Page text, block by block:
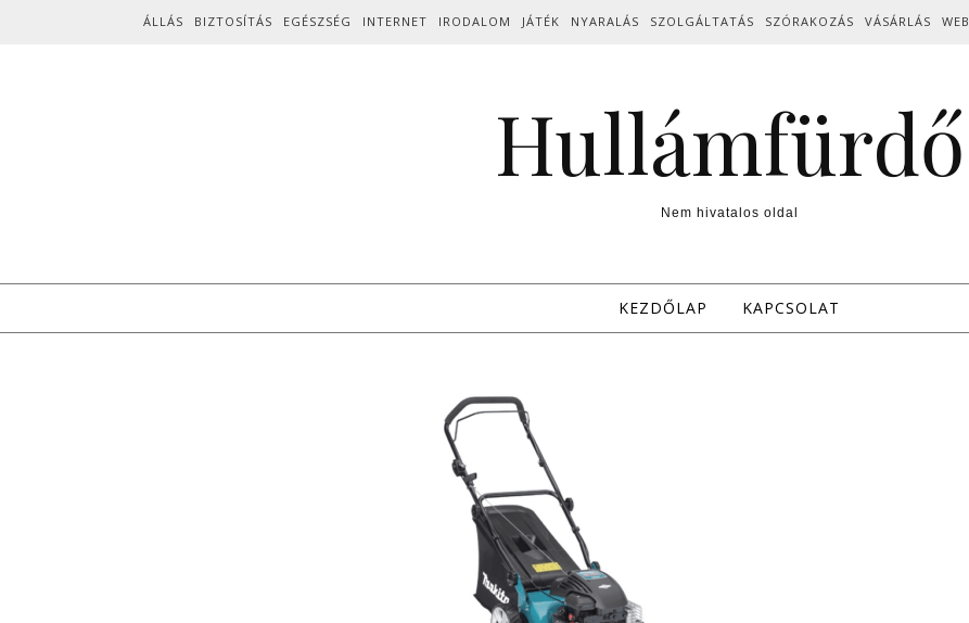
ÁLLÁS BIZTOSÍTÁS EGÉSZSÉG INTERNET IRODALOM JÁTÉK NYARALÁS SZOLGÁLTATÁS SZÓRAKOZÁS VÁSÁRLÁS WEB
Hullámfürdő
Nem hivatalos oldal
KEZDŐLAP KAPCSOLAT